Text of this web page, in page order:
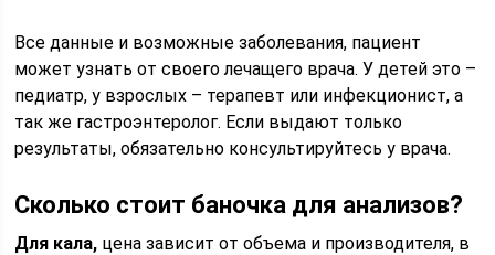
Все данные и возможные заболевания, пациент
может узнать от своего лечащего врача. У детей это –
педиатр, у взрослых – терапевт или инфекционист, а
так же гастроэнтеролог. Если выдают только
результаты, обязательно консультируйтесь у врача.
Сколько стоит баночка для анализов?
Для кала, цена зависит от объема и производителя, в